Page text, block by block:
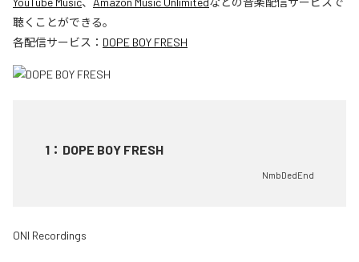
聴くことができる。
各配信サービス： DOPE BOY FRESH
1 ： DOPE BOY FRESH
NmbDedEnd
ONI Recordings